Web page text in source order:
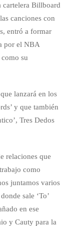
cartelera Billboard
canciones con
entró a formar
por el NBA
su
lanzará en los
y que también
Tres Dedos
relaciones que
como
juntamos varios
sale ‘To’
en ese
y Cauty para la